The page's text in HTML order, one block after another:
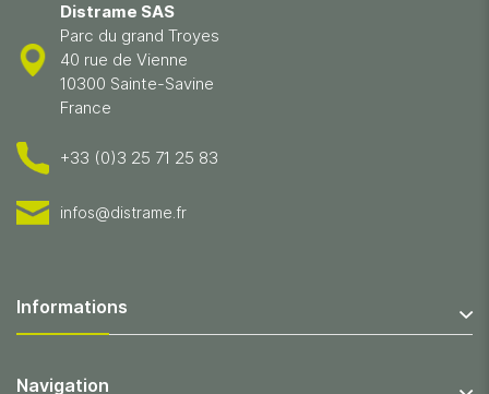
Distrame SAS
Parc du grand Troyes
40 rue de Vienne
10300 Sainte-Savine
France
+33 (0)3 25 71 25 83
infos@distrame.fr
Informations
Navigation